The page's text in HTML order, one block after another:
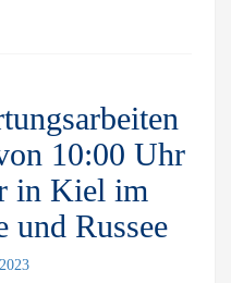
10:00 Uhr
in Kiel im
und Russee